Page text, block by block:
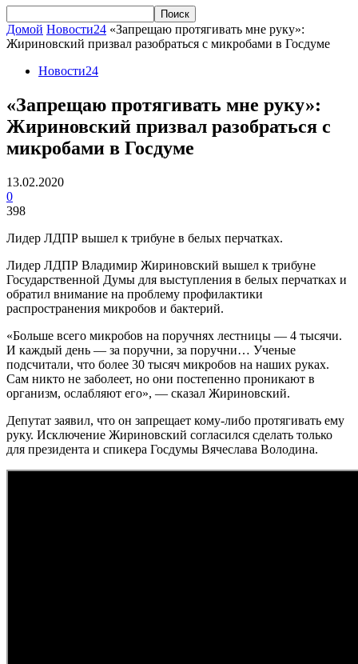
Домой Новости24 «Запрещаю протягивать мне руку»:
Жириновский призвал разобраться с микробами в Госдуме
Новости24
«Запрещаю протягивать мне руку»:
Жириновский призвал разобраться с
микробами в Госдуме
13.02.2020
0
398
Лидер ЛДПР вышел к трибуне в белых перчатках.
Лидер ЛДПР Владимир Жириновский вышел к трибуне
Государственной Думы для выступления в белых перчатках и
обратил внимание на проблему профилактики
распространения микробов и бактерий.
«Больше всего микробов на поручнях лестницы — 4 тысячи.
И каждый день — за поручни, за поручни… Ученые
подсчитали, что более 30 тысяч микробов на наших руках.
Сам никто не заболеет, но они постепенно проникают в
организм, ослабляют его», — сказал Жириновский.
Депутат заявил, что он запрещает кому-либо протягивать ему
руку. Исключение Жириновский согласился сделать только
для президента и спикера Госдумы Вячеслава Володина.